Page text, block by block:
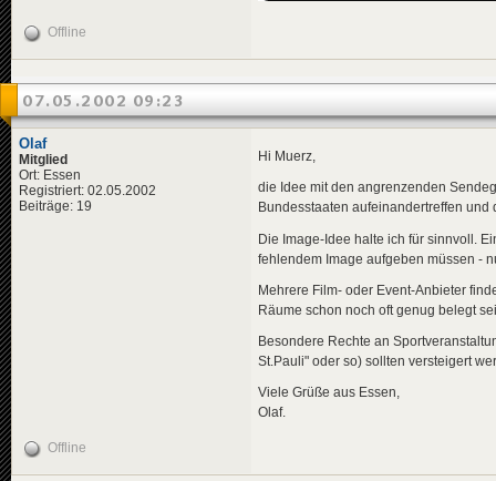
Offline
07.05.2002 09:23
Olaf
Mitglied
Ort: Essen
Registriert: 02.05.2002
Beiträge: 19
Hi Muerz,
die Idee mit den angrenzenden
Bundesstaaten aufeinandertreffen
Die Image-Idee halte ich für sinnvoll.
fehlendem Image aufgeben müssen -
Mehrere Film- oder Event-Anbieter
Räume schon noch oft genug belegt
Besondere Rechte an
St.Pauli" oder so) sollten versteigert
Viele Grüße aus Essen,
Olaf.
Offline